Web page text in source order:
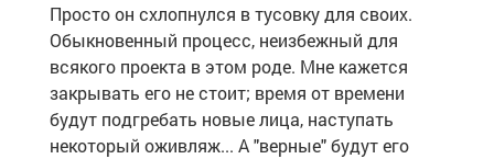
Просто он схлопнулся в тусовку для своих.
Обыкновенный процесс, неизбежный для
всякого проекта в этом роде. Мне кажется
закрывать его не стоит; время от времени
будут подгребать новые лица, наступать
некоторый оживляж... А "верные" будут его